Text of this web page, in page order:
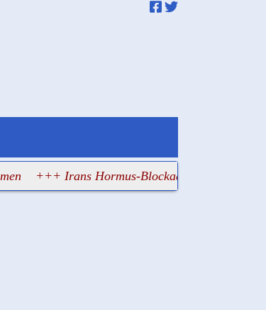
+++ Irans Hormus-Blockade bringt den Irak an